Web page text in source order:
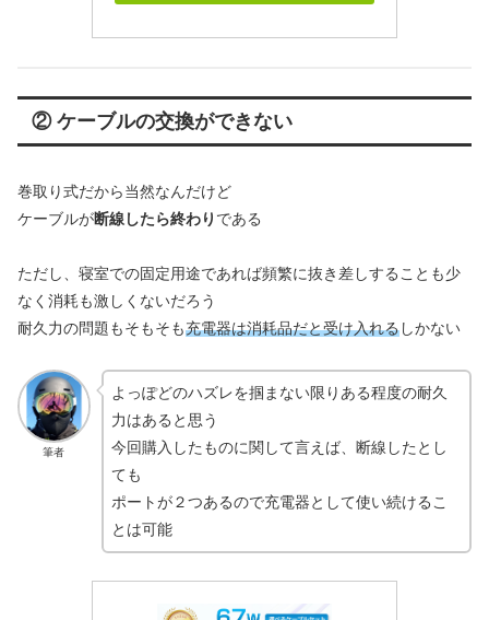
② ケーブルの交換ができない
巻取り式だから当然なんだけど
ケーブルが断線したら終わり である
ただし、寝室での固定用途であれば頻繁に抜き差しすることも少
なく消耗も激しくないだろう
耐久力の問題もそもそも充電器は消耗品だと受け入れるしかない
筆者
よっぽどのハズレを掴まない限りある程度の耐久
力はあると思う
今回購入したものに関して言えば、断線したとし
ても
ポートが２つあるので充電器として使い続けるこ
とは可能